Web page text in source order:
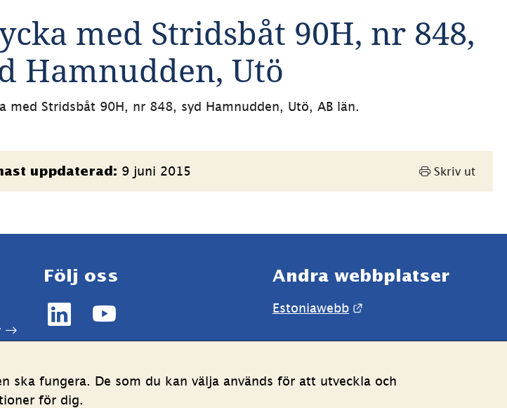
ska fungera. De som du kan välja används för att utveckla och
för dig.
med Stridsbåt 90H, nr 848,
Hamnudden, Utö
med Stridsbåt 90H, nr 848, syd Hamnudden, Utö, AB län.
uppdaterad: 9 juni 2015 Skriv ut
Följ oss
LinkedIn
(länk
annan
webbplats,
YouTube
(länk
annan
Andra webbplatser
Estoniawebb